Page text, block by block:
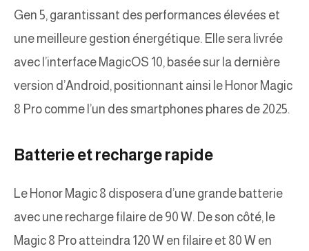
Gen 5, garantissant des performances élevées et
une meilleure gestion énergétique. Elle sera livrée
avec l’interface MagicOS 10, basée sur la dernière
version d’Android, positionnant ainsi le Honor Magic
8 Pro comme l’un des smartphones phares de 2025.
Batterie et recharge rapide
Le Honor Magic 8 disposera d’une grande batterie
avec une recharge filaire de 90 W. De son côté, le
Magic 8 Pro atteindra 120 W en filaire et 80 W en